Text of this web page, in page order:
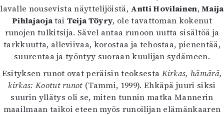
lavalle nousevista näyttelijöistä, Antti Hovilainen,Maija
Pihlajaojatai Teija Töyry, ole tavattoman kokenut
runojen tulkitsija. Sävel antaa runoon uutta sisältöä ja
tarkkuutta, alleviivaa, korostaa ja tehostaa, pienentää,
suurentaa ja työntyy suoraan kuulijan sydämeen.
Esityksen runot ovat peräisin teoksesta Kirkas, hämärä,
kirkas: Kootut runot (Tammi, 1999). Ehkäpä juuri siksi
suurin yllätys oli se, miten tunnin matka Mannerin
maailmaan taikoi eteen myös runoilijan elämänkaaren